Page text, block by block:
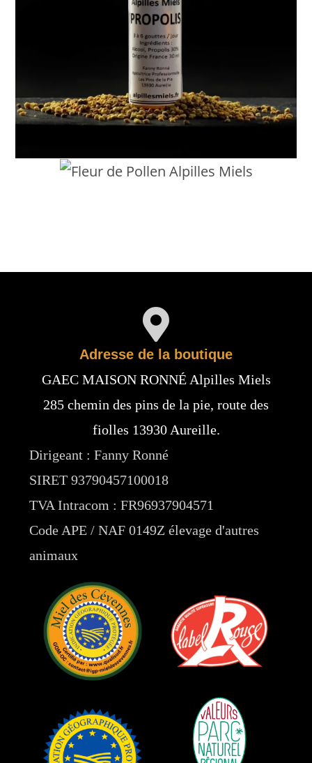
Adresse de la boutique
GAEC MAISON RONNÉ Alpilles Miels
285 chemin des pins de la pie, route des
fiolles 13930 Aureille.
Dirigeant : Fanny Ronné
SIRET 93790457100018
TVA Intracom : FR96937904571
Code APE / NAF 0149Z élevage d'autres
animaux